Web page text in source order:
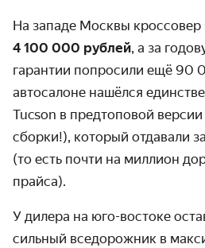
На западе Москвы кроссовер
4 100 000 рублей, а за
гарантии попросили ещё 90
автосалоне нашёлся
Tucson в предтоповой
сборки!), который отдавали за
(то есть почти на миллион
прайса).
У дилера на юго-востоке
сильный вседорожник в